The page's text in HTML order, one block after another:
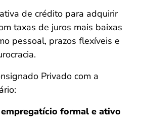
de crédito para adquirir
taxas de juros mais baixas
pessoal, prazos flexíveis e
Privado com a
formal e ativo